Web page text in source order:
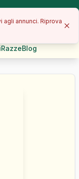
annunci. Riprova
RazzeBlog